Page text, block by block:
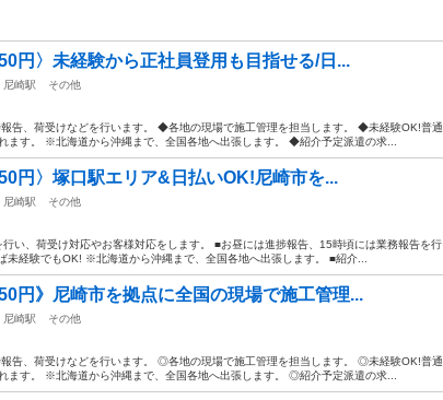
円〉未経験から正社員登用も目指せる/日...
尼崎駅 その他
告、荷受けなどを行います。 ◆各地の現場で施工管理を担当します。 ◆未経験OK!普通
ます。 ※北海道から沖縄まで、全国各地へ出張します。 ◆紹介予定派遣の求...
円〉塚口駅エリア&日払いOK!尼崎市を...
尼崎駅 その他
い、荷受け対応やお客様対応をします。 ■お昼には進捗報告、15時頃には業務報告を行
未経験でもOK! ※北海道から沖縄まで、全国各地へ出張します。 ■紹介...
円》尼崎市を拠点に全国の現場で施工管理...
尼崎駅 その他
告、荷受けなどを行います。 ◎各地の現場で施工管理を担当します。 ◎未経験OK!普通
ます。 ※北海道から沖縄まで、全国各地へ出張します。 ◎紹介予定派遣の求...